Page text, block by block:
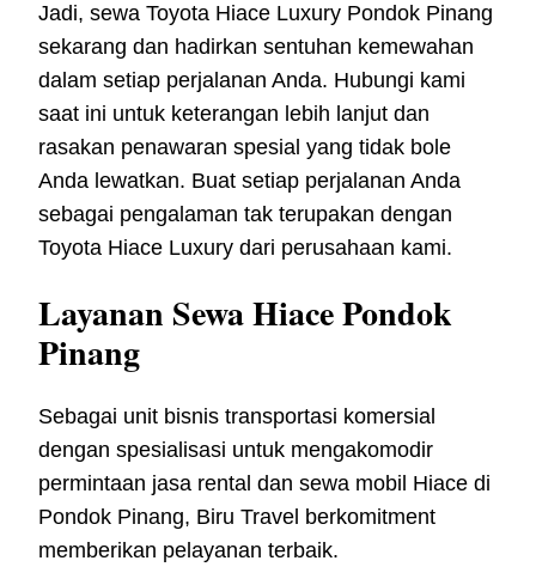
Jadi, sewa Toyota Hiace Luxury Pondok Pinang
sekarang dan hadirkan sentuhan kemewahan
dalam setiap perjalanan Anda. Hubungi kami
saat ini untuk keterangan lebih lanjut dan
rasakan penawaran spesial yang tidak bole
Anda lewatkan. Buat setiap perjalanan Anda
sebagai pengalaman tak terupakan dengan
Toyota Hiace Luxury dari perusahaan kami.
Layanan Sewa Hiace Pondok
Pinang
Sebagai unit bisnis transportasi komersial
dengan spesialisasi untuk mengakomodir
permintaan jasa rental dan sewa mobil Hiace di
Pondok Pinang, Biru Travel berkomitment
memberikan pelayanan terbaik.